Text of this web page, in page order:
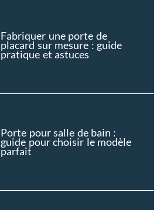
Fabriquer une porte de
placard sur mesure : guide
pratique et astuces
Porte pour salle de bain :
guide pour choisir le modèle
parfait